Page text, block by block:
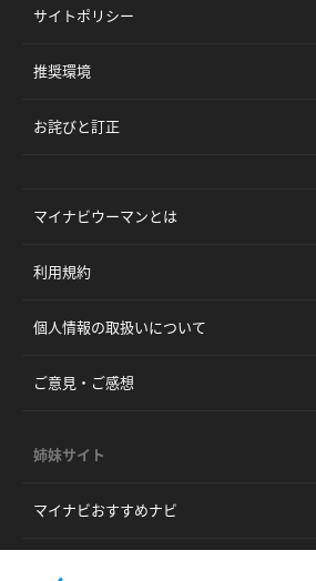
サイトポリシー
推奨環境
お詫びと訂正
マイナビウーマンとは
利用規約
個人情報の取扱いについて
ご意見・ご感想
姉妹サイト
マイナビおすすめナビ